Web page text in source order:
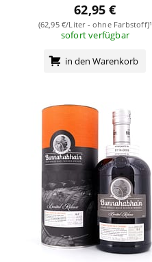
62,95 €
(62,95 €/Liter - ohne Farbstoff)¹
sofort verfügbar
in den Warenkorb